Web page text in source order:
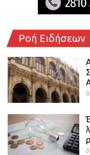
Ροή Ειδήσεων